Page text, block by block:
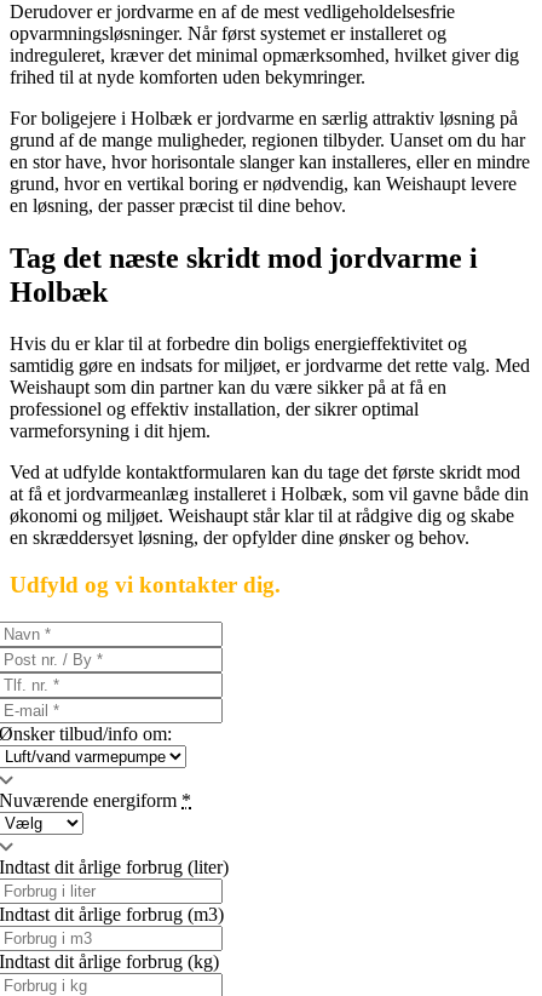
Derudover er jordvarme en af de mest vedligeholdelsesfrie
opvarmningsløsninger. Når først systemet er installeret og
indreguleret, kræver det minimal opmærksomhed, hvilket giver dig
frihed til at nyde komforten uden bekymringer.
For boligejere i Holbæk er jordvarme en særlig attraktiv løsning på
grund af de mange muligheder, regionen tilbyder. Uanset om du har
en stor have, hvor horisontale slanger kan installeres, eller en mindre
grund, hvor en vertikal boring er nødvendig, kan Weishaupt levere
en løsning, der passer præcist til dine behov.
Tag det næste skridt mod jordvarme i
Holbæk
Hvis du er klar til at forbedre din boligs energieffektivitet og
samtidig gøre en indsats for miljøet, er jordvarme det rette valg. Med
Weishaupt som din partner kan du være sikker på at få en
professionel og effektiv installation, der sikrer optimal
varmeforsyning i dit hjem.
Ved at udfylde kontaktformularen kan du tage det første skridt mod
at få et jordvarmeanlæg installeret i Holbæk, som vil gavne både din
økonomi og miljøet. Weishaupt står klar til at rådgive dig og skabe
en skræddersyet løsning, der opfylder dine ønsker og behov.
Udfyld og vi kontakter dig.
Ønsker tilbud/info om:
Nuværende energiform *
Indtast dit årlige forbrug (liter)
Indtast dit årlige forbrug (m3)
Indtast dit årlige forbrug (kg)